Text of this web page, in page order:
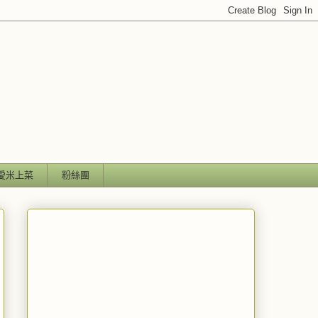
米上菜 粉絲團